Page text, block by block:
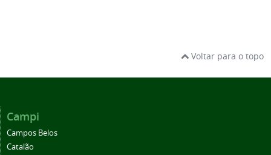
Voltar para o topo
Campi
Campos Belos
Catalão